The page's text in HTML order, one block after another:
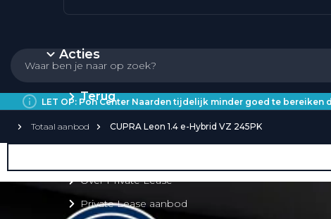
Acties
Terug
Over Private Lease
Private Lease aanbod
LET OP: Pon Center Naarden tijdelijk minder goed te bereiken
Totaal aanbod CUPRA Leon 1.4 e-Hybrid VZ 245PK